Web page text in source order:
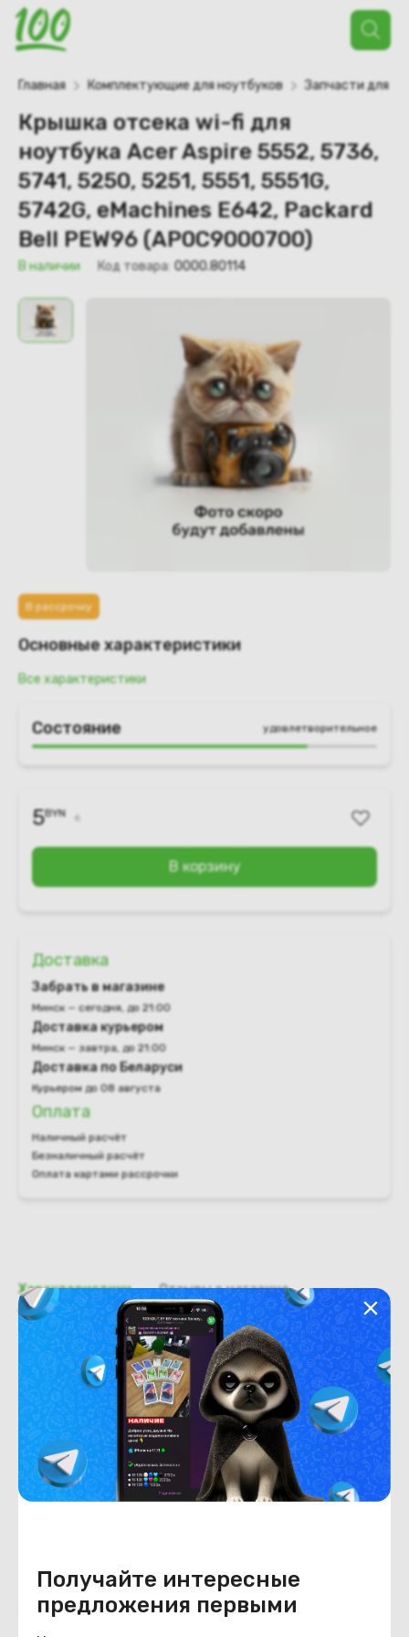
Поиск
товаров
Получайте интересные
предложения первыми
Главная Комплектующие для ноутбуков Запчасти для
Крышка отсека wi-fi для
ноутбука Acer Aspire 5552, 5736,
5741, 5250, 5251, 5551, 5551G,
5742G, eMachines E642, Packard
Bell PEW96 (AP0C9000700)
В наличии Код товара: 0000.80114
В рассрочку
Основные характеристики
Все характеристики
Состояние удовлетворительное
5BYN 6
В корзину
Доставка
Забрать в магазине
Минск — сегодня, до 21:00
Доставка курьером
Минск — завтра, до 21:00
Доставка по Беларуси
Курьером до 08 августа
Оплата
Наличный расчёт
Безналичный расчёт
Оплата картами рассрочки
Характеристики Отзывы о магазине
Общая информация
Производитель
Acer
Тип товара
Крышка отсека wi-fi
Состояние
Состояние удовлетворительное
Похожие товары